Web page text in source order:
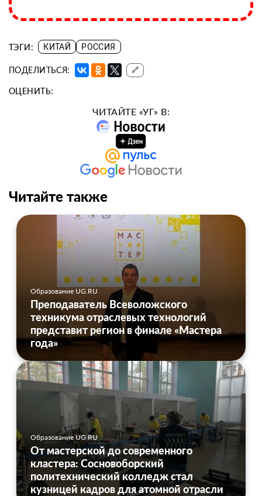
ТЭГИ: КИТАЙ РОССИЯ
ПОДЕЛИТЬСЯ: 🔗
ОЦЕНИТЬ:
ЧИТАЙТЕ «УГ» В:
Читайте также
Образование UG.RU
Преподаватель Всеволожского
техникума отраслевых технологий
представит регион в финале «Мастера
года»
Образование UG.RU
От мастерской до современного
кластера: Сосновоборский
политехнический колледж стал
кузницей кадров для атомной отрасли